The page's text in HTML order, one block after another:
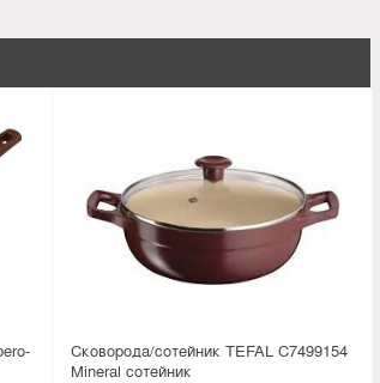
Сковорода/сотейник TEFAL C7499154
Mineral сотейник